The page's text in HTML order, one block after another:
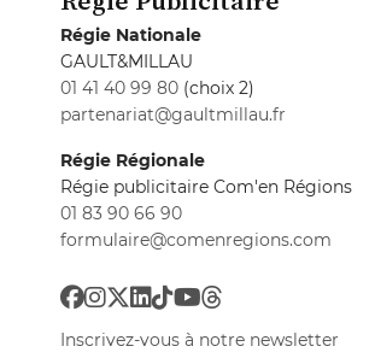
Régie Nationale
GAULT&MILLAU
01 41 40 99 80 (choix 2)
partenariat@gaultmillau.fr
Régie Régionale
Régie publicitaire Com'en Régions
01 83 90 66 90
formulaire@comenregions.com
Inscrivez-vous à notre newsletter